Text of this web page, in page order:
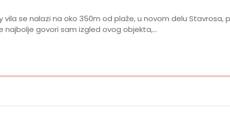
vila se nalazi na oko 350m od plaže, u novom delu Stavrosa,
govori sam izgled ovog objekta,…